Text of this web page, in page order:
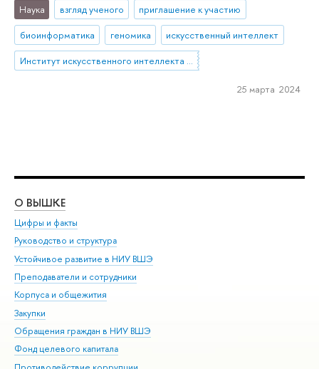
Наука взгляд ученого
приглашение к участию
биоинформатика
геномика
искусственный интеллект
Институт искусственного интеллекта и цифровых наук
25 марта 2024
О ВЫШКЕ
Цифры и факты
Руководство и структура
Устойчивое развитие в НИУ ВШЭ
Преподаватели и сотрудники
Корпуса и общежития
Закупки
Обращения граждан в НИУ ВШЭ
Фонд целевого капитала